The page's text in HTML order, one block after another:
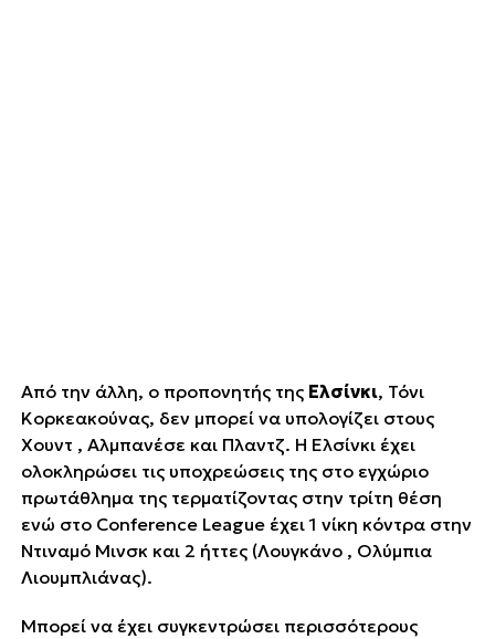
Από την άλλη, ο προπονητής της Ελσίνκι, Τόνι
Κορκεακούνας, δεν μπορεί να υπολογίζει στους
Χουντ , Αλμπανέσε και Πλαντζ. Η Ελσίνκι έχει
ολοκληρώσει τις υποχρεώσεις της στο εγχώριο
πρωτάθλημα της τερματίζοντας στην τρίτη θέση
ενώ στο Conference League έχει 1 νίκη κόντρα στην
Ντιναμό Μινσκ και 2 ήττες (Λουγκάνο , Ολύμπια
Λιουμπλιάνας).
Μπορεί να έχει συγκεντρώσει περισσότερους